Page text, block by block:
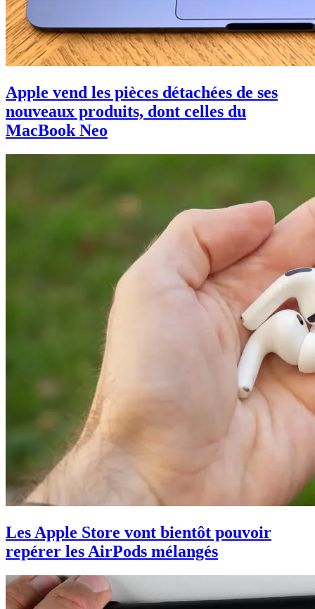
Apple vend les pièces détachées de ses
nouveaux produits, dont celles du
MacBook Neo
Les Apple Store vont bientôt pouvoir
repérer les AirPods mélangés